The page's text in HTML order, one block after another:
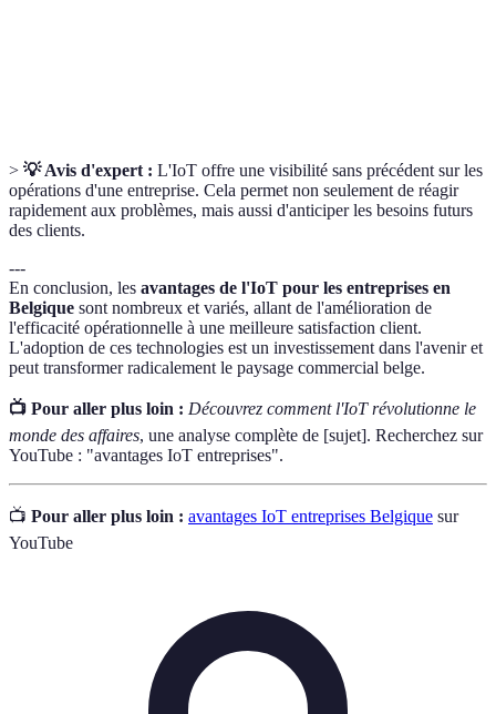
> 💡 Avis d'expert : L'IoT offre une visibilité sans précédent sur les
opérations d'une entreprise. Cela permet non seulement de réagir
rapidement aux problèmes, mais aussi d'anticiper les besoins futurs
des clients.
---
En conclusion, les avantages de l'IoT pour les entreprises en
Belgique sont nombreux et variés, allant de l'amélioration de
l'efficacité opérationnelle à une meilleure satisfaction client.
L'adoption de ces technologies est un investissement dans l'avenir et
peut transformer radicalement le paysage commercial belge.
📺 Pour aller plus loin : Découvrez comment l'IoT révolutionne le
monde des affaires, une analyse complète de [sujet]. Recherchez sur
YouTube : "avantages IoT entreprises".
📺 Pour aller plus loin : avantages IoT entreprises Belgique sur
YouTube